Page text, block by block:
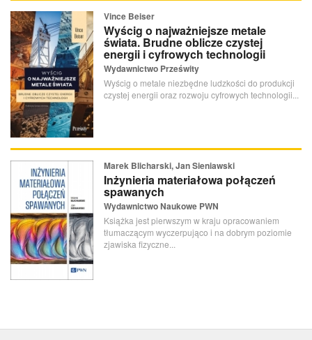
Vince Beiser
Wyścig o najważniejsze metale
świata. Brudne oblicze czystej
energii i cyfrowych technologii
Wydawnictwo Prześwity
Wyścig o metale niezbędne ludzkości do produkcji
czystej energii oraz rozwoju cyfrowych technologii...
Marek Blicharski, Jan Sieniawski
Inżynieria materiałowa połączeń
spawanych
Wydawnictwo Naukowe PWN
Książka jest pierwszym w kraju opracowaniem
tłumaczącym wyczerpująco i na dobrym poziomie
zjawiska fizyczne...